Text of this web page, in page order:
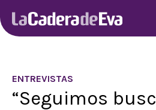
ENTREVISTAS
“Seguimos